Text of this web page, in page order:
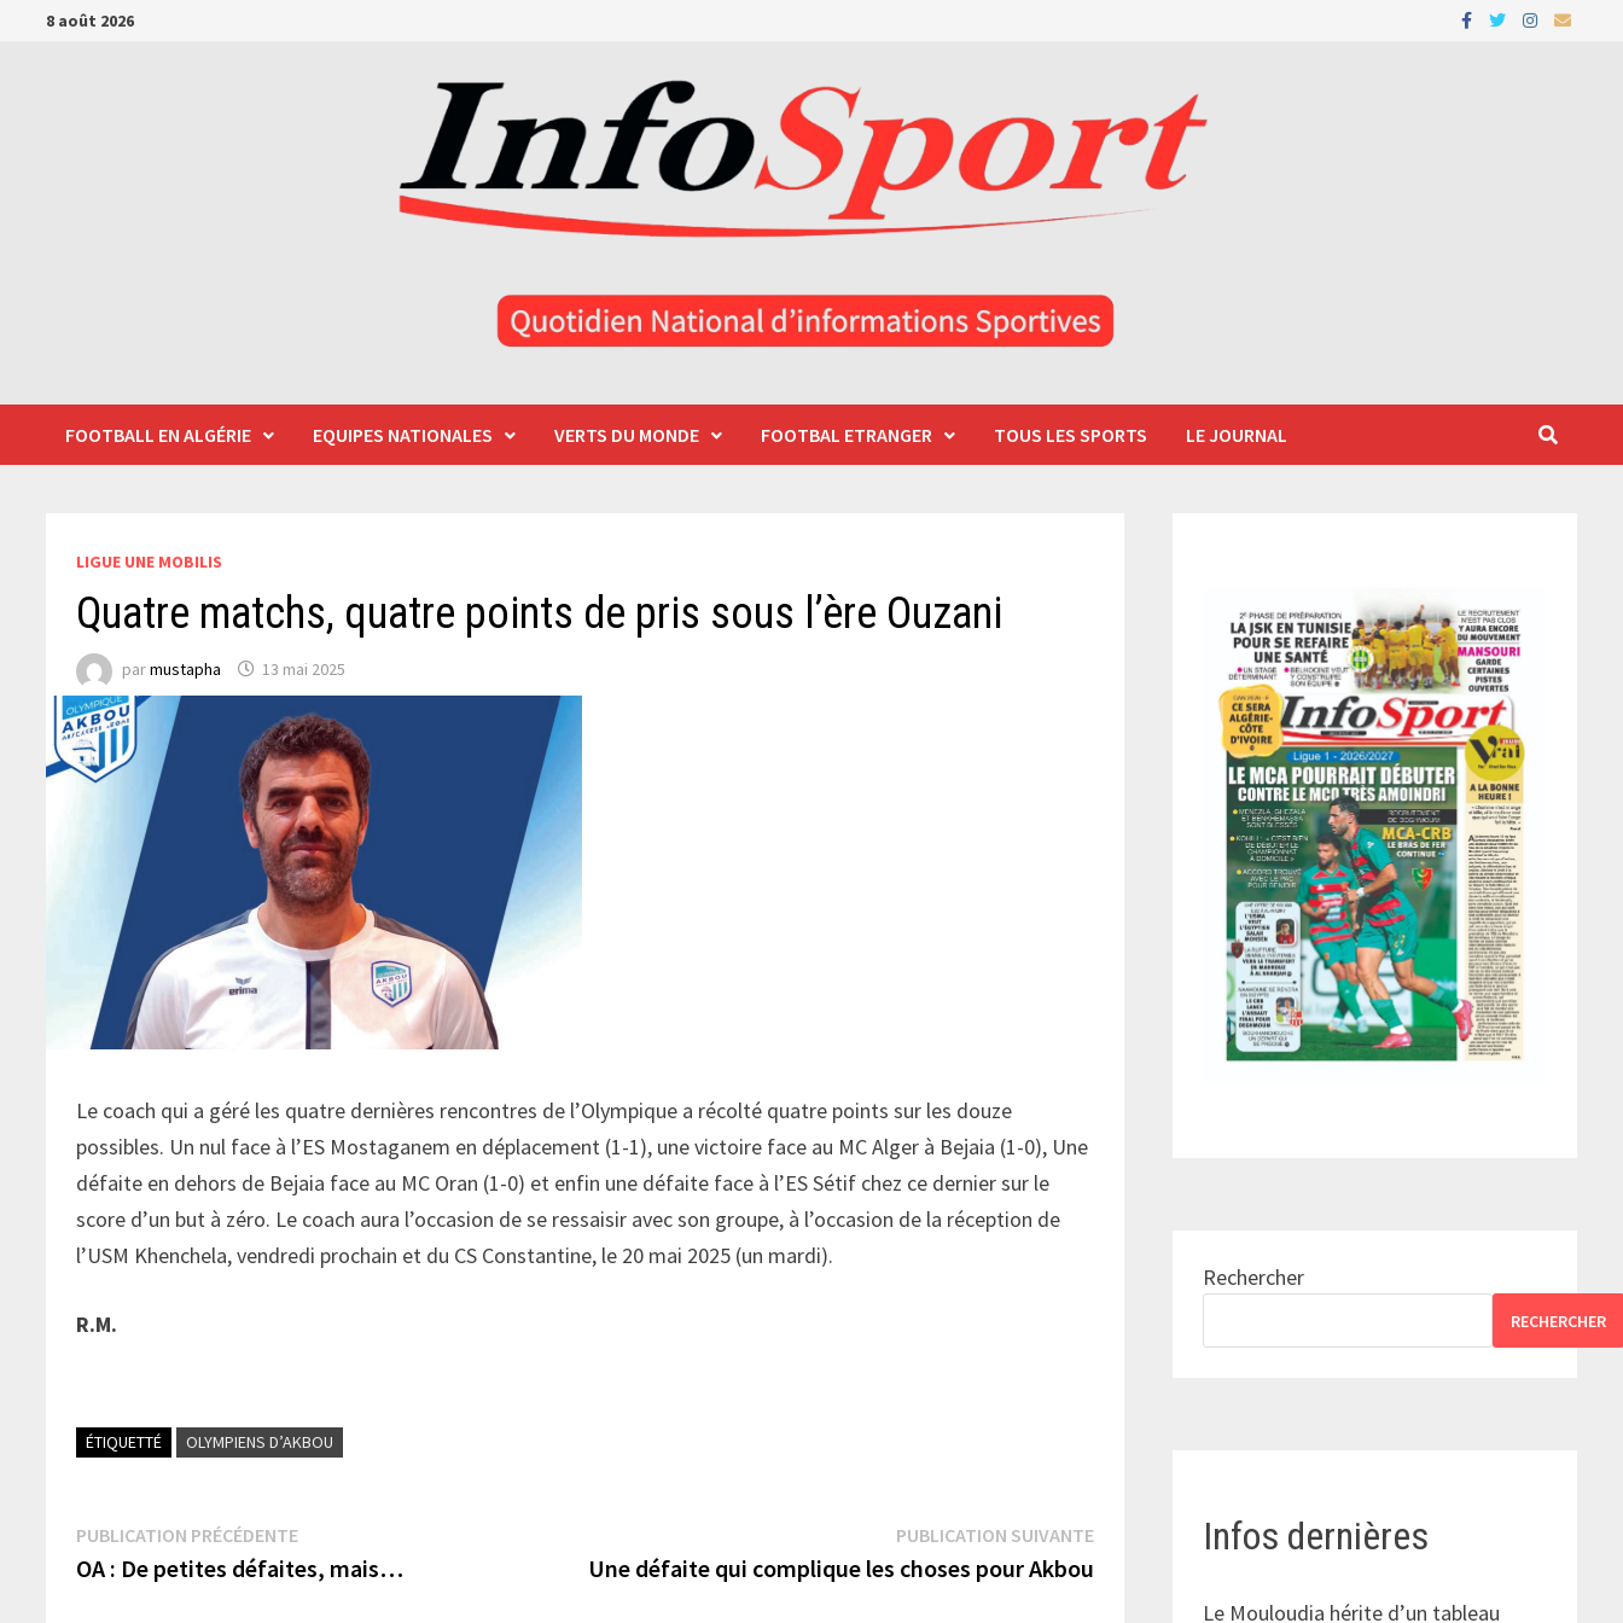
Passer8 août 2026
FOOTBALL EN ALGÉRIE EQUIPES NATIONALES VERTS DU MONDE FOOTBAL ETRANGER TOUS LES SPORTS LE JOURNAL
LIGUE UNE MOBILIS
Quatre matchs, quatre points de pris sous l’ère Ouzani
parmustapha 13 mai 2025
Le coach qui a géré les quatre dernières rencontres de l’Olympique a récolté quatre points sur les douze
possibles. Un nul face à l’ES Mostaganem en déplacement (1-1), une victoire face au MC Alger à Bejaia (1-0), Une
défaite en dehors de Bejaia face au MC Oran (1-0) et enfin une défaite face à l’ES Sétif chez ce dernier sur le
score d’un but à zéro. Le coach aura l’occasion de se ressaisir avec son groupe, à l’occasion de la réception de
l’USM Khenchela, vendredi prochain et du CS Constantine, le 20 mai 2025 (un mardi).
R.M.
ÉTIQUETTÉ OLYMPIENS D’AKBOU
Navigation
de
PUBLICATION PRÉCÉDENTEPublication
précédente :
OA : De petites défaites, mais…
PUBLICATION SUIVANTEPublication
suivante :
Une défaite qui complique les choses pour Akbou
Rechercher
RECHERCHER
Infos dernières
Le Mouloudia hérite d’un tableau